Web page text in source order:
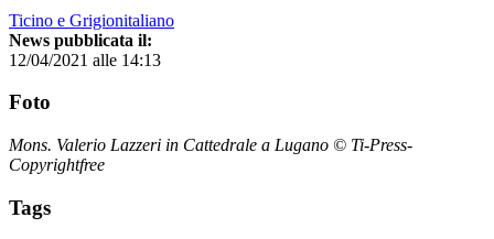
Ticino e Grigionitaliano
News pubblicata il:
12/04/2021 alle 14:13
Foto
Mons. Valerio Lazzeri in Cattedrale a Lugano © Ti-Press-
Copyrightfree
Tags